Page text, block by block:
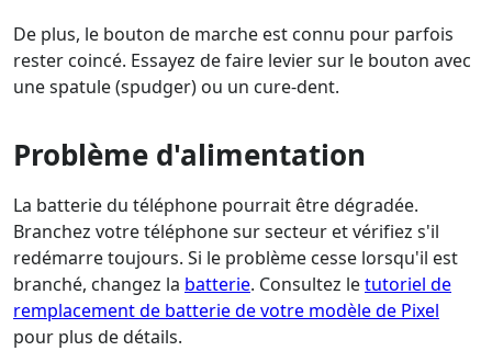
De plus, le bouton de marche est connu pour parfois
rester coincé. Essayez de faire levier sur le bouton avec
une spatule (spudger) ou un cure-dent.
Problème d'alimentation
La batterie du téléphone pourrait être dégradée.
Branchez votre téléphone sur secteur et vérifiez s'il
redémarre toujours. Si le problème cesse lorsqu'il est
branché, changez la batterie. Consultez letutoriel de
remplacement de batterie de votre modèle de Pixel
pour plus de détails.